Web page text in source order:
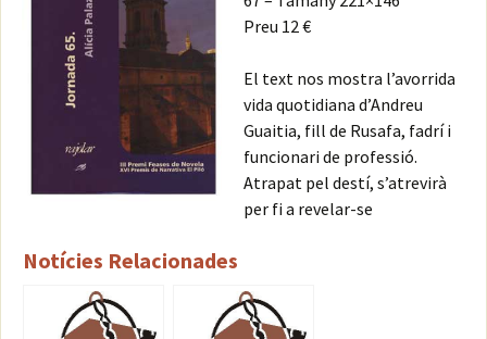
Preu 12 €
El text nos mostra l’avorrida
vida quotidiana d’Andreu
Guaitia, fill de Rusafa, fadrí i
funcionari de professió.
Atrapat pel destí, s’atrevirà
per fi a revelar-se
Notícies Relacionades